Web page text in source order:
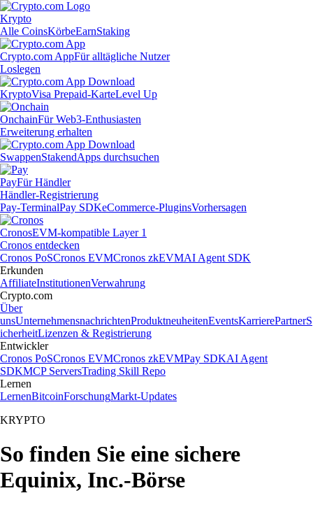
Krypto
Alle CoinsKörbeEarnStaking
Crypto.com AppFür alltägliche Nutzer
Loslegen
KryptoVisa Prepaid-KarteLevel Up
OnchainFür Web3-Enthusiasten
Erweiterung erhalten
SwappenStakendApps durchsuchen
PayFür Händler
Händler-Registrierung
Pay-TerminalPay SDKeCommerce-PluginsVorhersagen
CronosEVM-kompatible Layer 1
Cronos entdecken
Cronos PoSCronos EVMCronos zkEVMAI Agent SDK
Erkunden
AffiliateInstitutionenVerwahrung
Crypto.com
Über
unsUnternehmensnachrichtenProduktneuheitenEventsKarrierePartnerS
icherheitLizenzen & Registrierung
Entwickler
Cronos PoSCronos EVMCronos zkEVMPay SDKAI Agent
SDKMCP ServersTrading Skill Repo
Lernen
LernenBitcoinForschungMarkt-Updates
KRYPTO
So finden Sie eine sichere
Equinix, Inc.-Börse